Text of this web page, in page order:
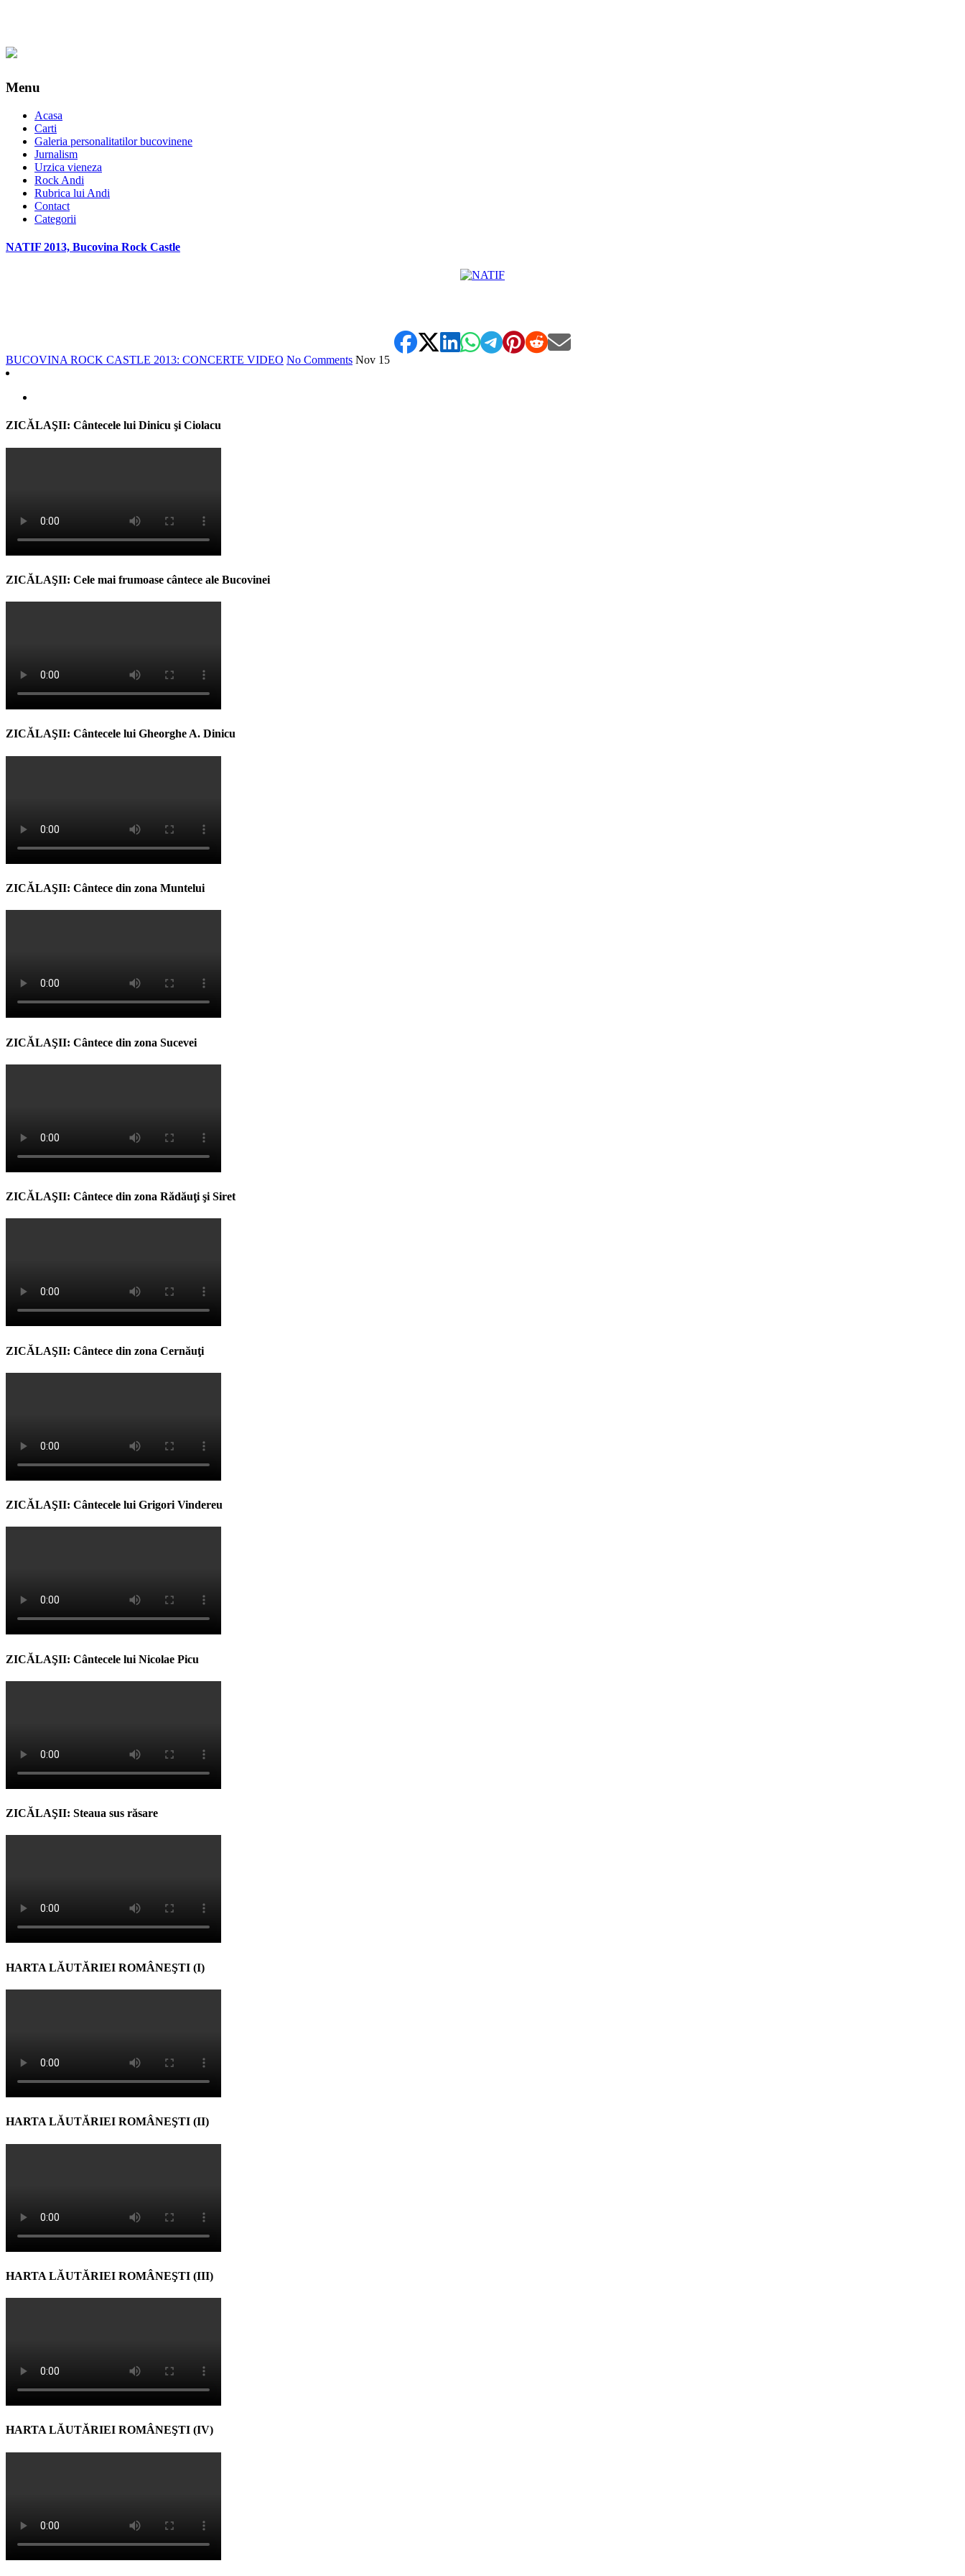
Menu
Acasa
Carti
Galeria personalitatilor bucovinene
Jurnalism
Urzica vieneza
Rock Andi
Rubrica lui Andi
Contact
Categorii
NATIF 2013, Bucovina Rock Castle
BUCOVINA ROCK CASTLE 2013: CONCERTE VIDEO No Comments Nov 15
ZICĂLAŞII: Cântecele lui Dinicu şi Ciolacu
ZICĂLAŞII: Cele mai frumoase cântece ale Bucovinei
ZICĂLAŞII: Cântecele lui Gheorghe A. Dinicu
ZICĂLAŞII: Cântece din zona Muntelui
ZICĂLAŞII: Cântece din zona Sucevei
ZICĂLAŞII: Cântece din zona Rădăuţi şi Siret
ZICĂLAŞII: Cântece din zona Cernăuţi
ZICĂLAŞII: Cântecele lui Grigori Vindereu
ZICĂLAŞII: Cântecele lui Nicolae Picu
ZICĂLAŞII: Steaua sus răsare
HARTA LĂUTĂRIEI ROMÂNEŞTI (I)
HARTA LĂUTĂRIEI ROMÂNEŞTI (II)
HARTA LĂUTĂRIEI ROMÂNEŞTI (III)
HARTA LĂUTĂRIEI ROMÂNEŞTI (IV)